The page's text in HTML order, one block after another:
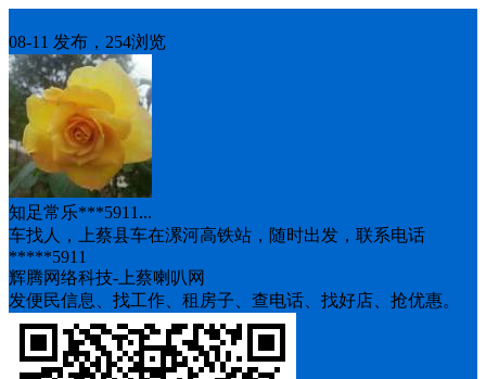
08-11 发布，254浏览
知足常乐***5911...
车找人，上蔡县车在漯河高铁站，随时出发，联系电话
*****5911
辉腾网络科技-上蔡喇叭网
发便民信息、找工作、租房子、查电话、找好店、抢优惠。